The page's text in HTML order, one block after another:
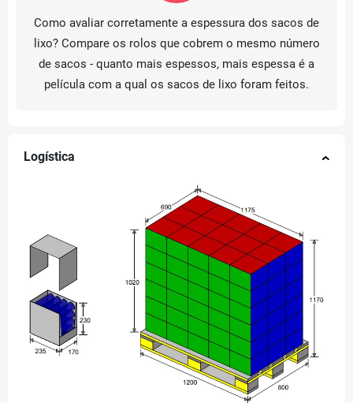
Como avaliar corretamente a espessura dos sacos de
lixo? Compare os rolos que cobrem o mesmo número
de sacos - quanto mais espessos, mais espessa é a
película com a qual os sacos de lixo foram feitos.
Logística